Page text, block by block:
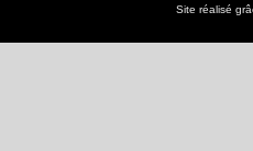
Site réalisé